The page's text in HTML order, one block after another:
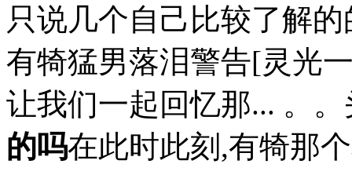
只说几个自己比较了解
有犄猛男落泪警告[灵光
让我们一起回忆那... 。
的吗在此时此刻,有犄那